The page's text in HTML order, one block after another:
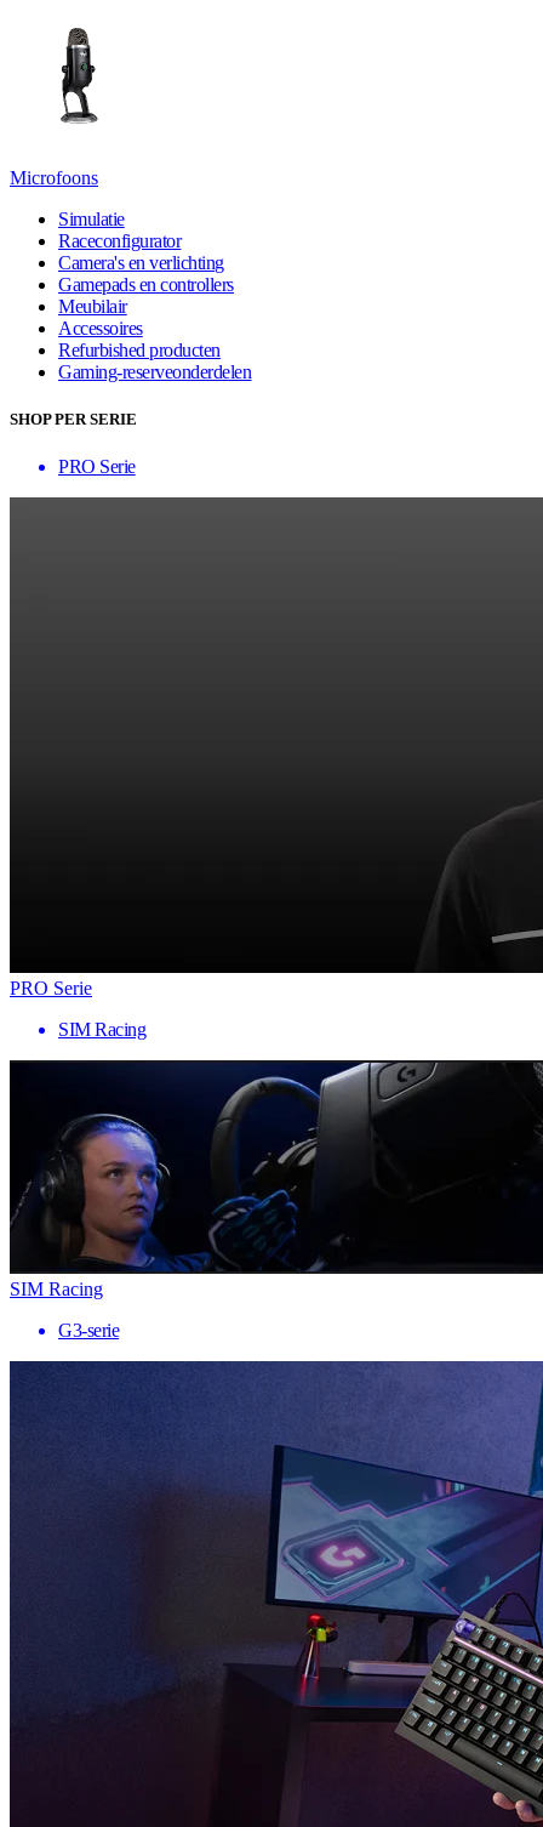
Microfoons
Simulatie
Raceconfigurator
Camera's en verlichting
Gamepads en controllers
Meubilair
Accessoires
Refurbished producten
Gaming-reserveonderdelen
SHOP PER SERIE
PRO Serie
PRO Serie
SIM Racing
SIM Racing
G3-serie